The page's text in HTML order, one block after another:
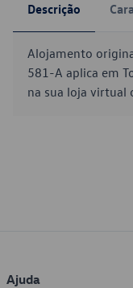
Descrição
Alojamento
581-A aplica em
na sua loja virtual
Ajuda